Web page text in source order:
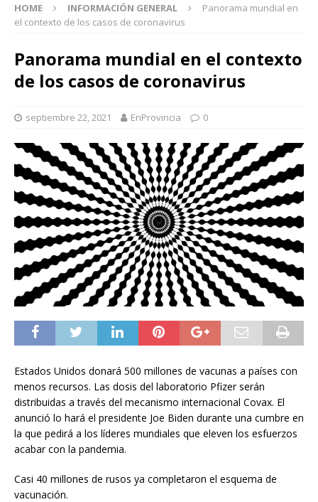
HOME INFORMACIÓN GENERAL
Panorama mundial en
el contexto de los casos de coronavirus
Panorama mundial en el contexto
de los casos de coronavirus
septiembre 22, 2021 EnProvincia 0
Estados Unidos donará 500 millones de vacunas a países con
menos recursos. Las dosis del laboratorio Pfizer serán
distribuidas a través del mecanismo internacional Covax. El
anunció lo hará el presidente Joe Biden durante una cumbre en
la que pedirá a los líderes mundiales que eleven los esfuerzos
acabar con la pandemia.
Casi 40 millones de rusos ya completaron el esquema de
vacunación.